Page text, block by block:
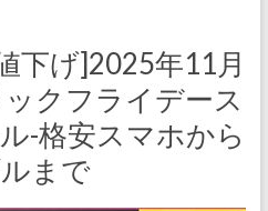
下げ]2025年11月
クフライデース
-格安スマホから
まで